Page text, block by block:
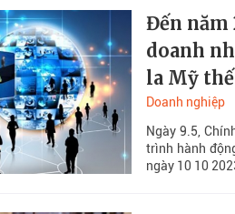
Đến năm
doanh
la Mỹ
Doanh nghiệp
Ngày 9.5,
trình hành
ngày 10 10